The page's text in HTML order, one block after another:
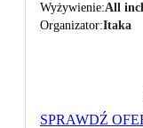
Wyżywienie All
Organizator Itaka
SPRAWDŹ